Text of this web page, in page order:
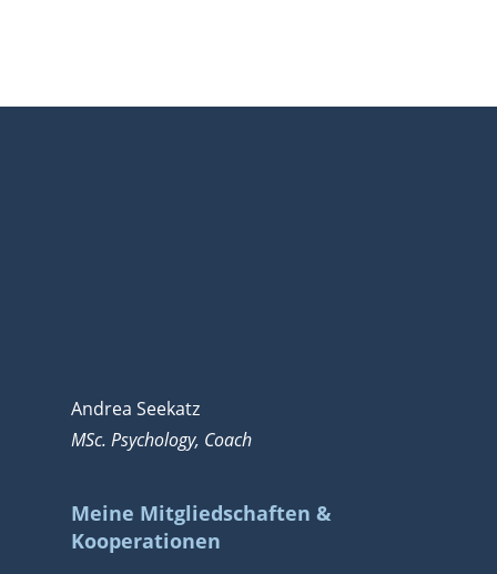
Andrea Seekatz
MSc. Psychology, Coach
Meine Mitgliedschaften &
Kooperationen